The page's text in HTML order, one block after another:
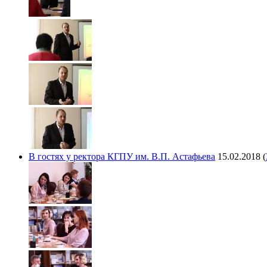
В гостях у ректора КГПУ им. В.П. Астафьева 15.02.2018 (